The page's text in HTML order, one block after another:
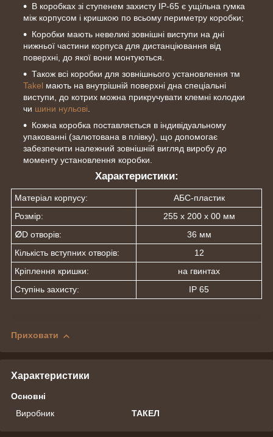
В коробках зі ступенем захисту IP-65 є ущільна гумка
між корпусом і кришкою по всьому периметру коробки;
Коробки мають невеликі зовнішні виступи на дні
нижньої частини корпуса для дистанціювання від
поверхні, до якої вони монтуються.
Також всі коробки для зовнішнього установлення тм
Takel мають на внутрішній поверхні дна спеціальні
виступи, до котрих можна прикручувати клемні колодки
чи шини нульові
Кожна коробка поставляється в індивідуальному
упакованні (залютована в плівку), що допомогає
забезпечити належний зовнішній вигляд виробу до
моменту установлення коробки.
Характеристики:
Матеріал корпусу:
АБС-пластик
Розмір:
255 х 200 х 00 мм
∅D отворів:
36 мм
Кількість вступних отворів:
12
Кріплення кришки:
на гвинтах
Ступінь захисту:
IP 65
Приховати
Характеристики
Основні
Виробник
ТАКЕЛ